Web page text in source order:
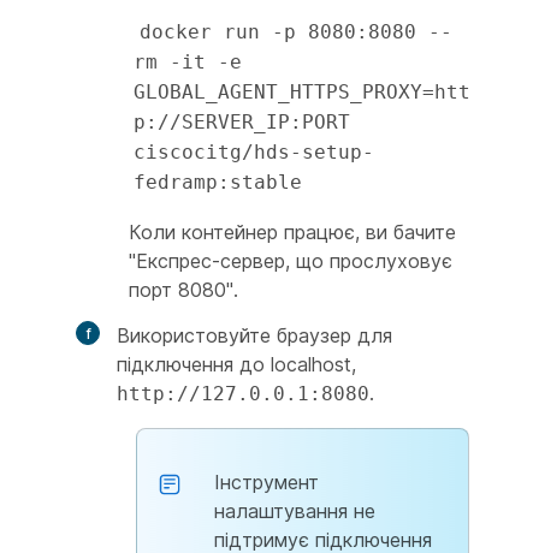
docker run -p 8080:8080 --
rm -it -e
GLOBAL_AGENT_HTTPS_PROXY=htt
p://SERVER_IP:PORT
ciscocitg/hds-setup-
fedramp:stable
Коли контейнер працює, ви бачите
"Експрес-сервер, що прослуховує
порт 8080".
Використовуйте браузер для
підключення до localhost,
http://127.0.0.1:8080.
Інструмент
налаштування не
підтримує підключення